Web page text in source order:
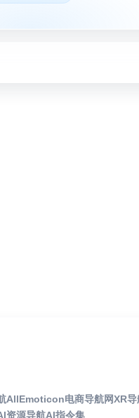
AllEmoticon电商导航网XR导
资源导航AI指令集